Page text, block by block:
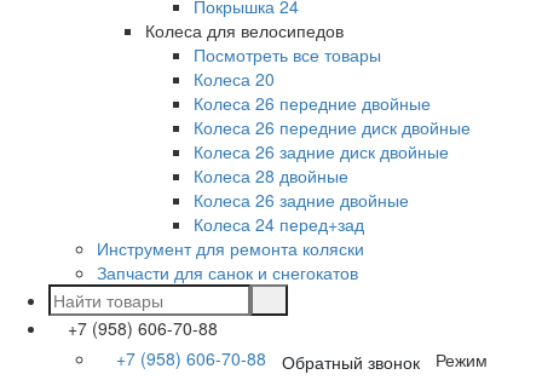
Покрышка 24
Колеса для велосипедов
Посмотреть все товары
Колеса 20
Колеса 26 передние двойные
Колеса 26 передние диск двойные
Колеса 26 задние диск двойные
Колеса 28 двойные
Колеса 26 задние двойные
Колеса 24 перед+зад
Инструмент для ремонта коляски
Запчасти для санок и снегокатов
+7 (958) 606-70-88
+7 (958) 606-70-88
Обратный звонок
Режим